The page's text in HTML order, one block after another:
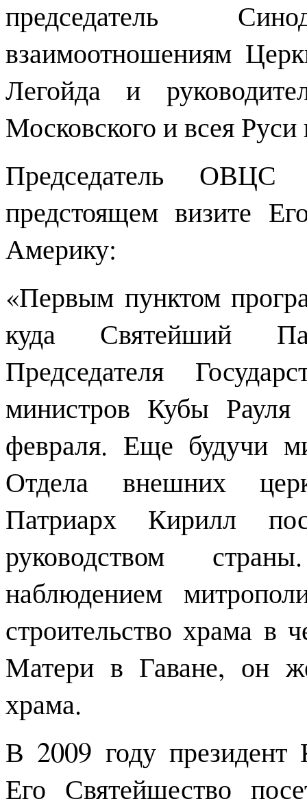
председатель
взаимоотношениям
Легойда и
Московского и всея
Председатель ОВЦС
предстоящем визите
Америку:
«Первым пунктом
куда Святейший
Председателя
министров Кубы Рауля
февраля. Еще будучи
Отдела внешних
Патриарх Кирилл
руководством
наблюдением
строительство храма в
Матери в Гаване, он
храма.
В 2009 году президент
Его Святейшество